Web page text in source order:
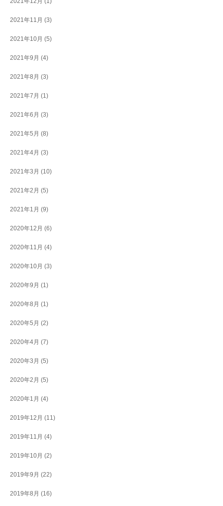
2021年11月 (3)
2021年10月 (5)
2021年9月 (4)
2021年8月 (3)
2021年7月 (1)
2021年6月 (3)
2021年5月 (8)
2021年4月 (3)
2021年3月 (10)
2021年2月 (5)
2021年1月 (9)
2020年12月 (6)
2020年11月 (4)
2020年10月 (3)
2020年9月 (1)
2020年8月 (1)
2020年5月 (2)
2020年4月 (7)
2020年3月 (5)
2020年2月 (5)
2020年1月 (4)
2019年12月 (11)
2019年11月 (4)
2019年10月 (2)
2019年9月 (22)
2019年8月 (16)